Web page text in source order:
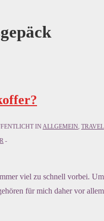
INALLGEMEIN, TRAVEL
viel zu schnell vorbei.
für mich daher vor